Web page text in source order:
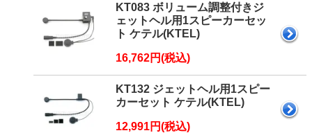
KT083 ボリューム調整付きジ
ェットヘル用1スピーカーセッ
ト ケテル(KTEL)
16,762円(税込)
KT132 ジェットヘル用1スピー
カーセット ケテル(KTEL)
12,991円(税込)